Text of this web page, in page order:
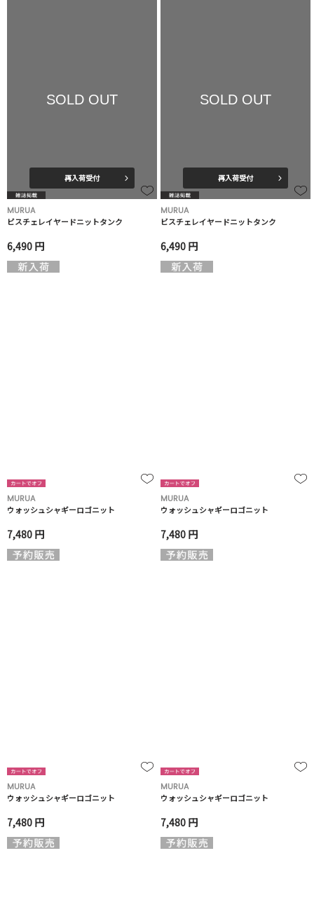
SOLD OUT
再入荷受付
MURUA
ビスチェレイヤードニットタンク
6,490 円
SOLD OUT
再入荷受付
MURUA
ビスチェレイヤードニットタンク
6,490 円
MURUA
ウォッシュシャギーロゴニット
7,480 円
MURUA
ウォッシュシャギーロゴニット
7,480 円
MURUA
ウォッシュシャギーロゴニット
7,480 円
MURUA
ウォッシュシャギーロゴニット
7,480 円